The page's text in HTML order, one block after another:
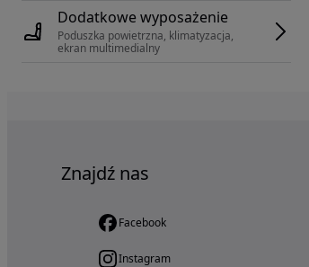
Dodatkowe wyposażenie
Poduszka powietrzna, klimatyzacja,
ekran multimedialny
Znajdź nas
Facebook
Instagram